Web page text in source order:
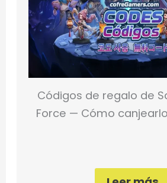
Códigos de regalo de
Force — Cómo